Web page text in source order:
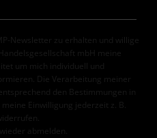
Newsletter zu erhalten und willige
mbH meine
um mich individuell und
Die Verarbeitung meiner
den Bestimmungen in
meine Einwilligung jederzeit z. B.
abmelden.